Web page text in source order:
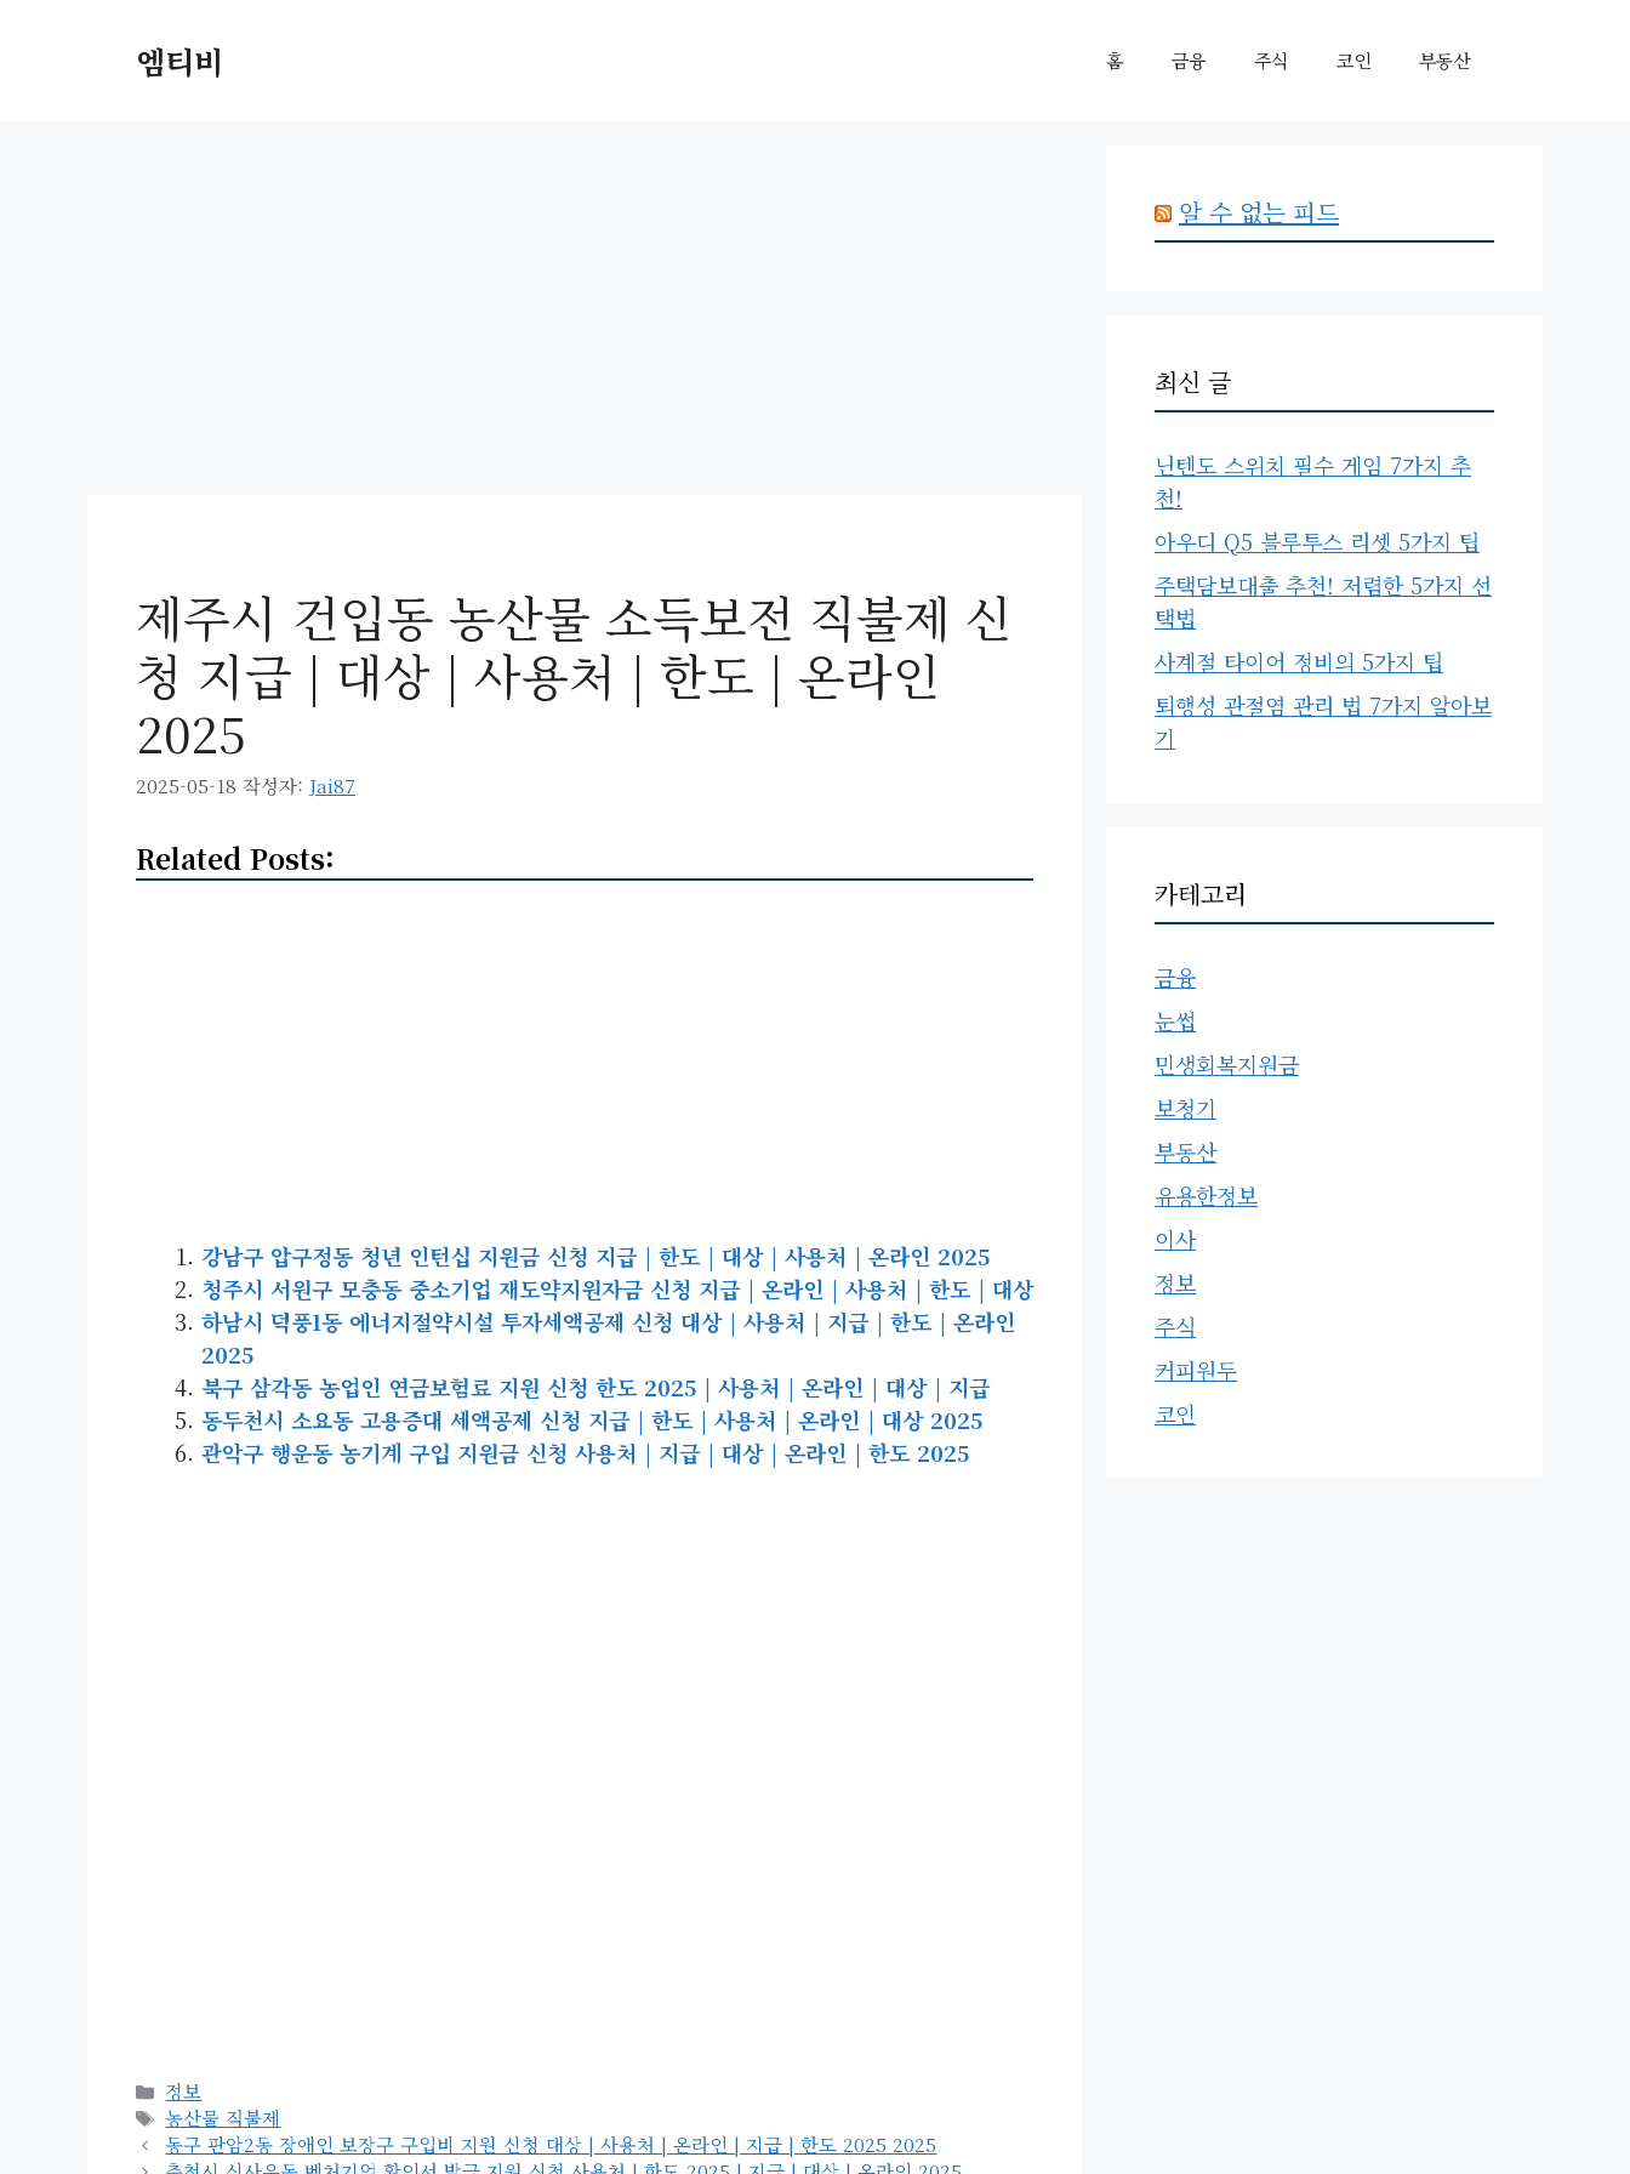
엠티비 홈 금융 주식 코인 부동산
제주시 건입동 농산물 소득보전 직불제 신
청 지급 | 대상 | 사용처 | 한도 | 온라인
2025
2025-05-18 작성자: Jai87
Related Posts:
강남구 압구정동 청년 인턴십 지원금 신청 지급 | 한도 | 대상 | 사용처 | 온라인 2025
청주시 서원구 모충동 중소기업 재도약지원자금 신청 지급 | 온라인 | 사용처 | 한도 | 대상
하남시 덕풍1동 에너지절약시설 투자세액공제 신청 대상 | 사용처 | 지급 | 한도 | 온라인
2025
북구 삼각동 농업인 연금보험료 지원 신청 한도 2025 | 사용처 | 온라인 | 대상 | 지급
동두천시 소요동 고용증대 세액공제 신청 지급 | 한도 | 사용처 | 온라인 | 대상 2025
관악구 행운동 농기계 구입 지원금 신청 사용처 | 지급 | 대상 | 온라인 | 한도 2025
카
테
고
정보
태
그
농산물 직불제
동구 판암2동 장애인 보장구 구입비 지원 신청 대상 | 사용처 | 온라인 | 지급 | 한도 2025 2025
알 수 없는 피드
최신 글
닌텐도 스위치 필수 게임 7가지 추
천!
아우디 Q5 블루투스 리셋 5가지 팁
주택담보대출 추천! 저렴한 5가지 선
택법
사계절 타이어 정비의 5가지 팁
퇴행성 관절염 관리 법 7가지 알아보
기
카테고리
금융
눈썹
민생회복지원금
보청기
부동산
유용한정보
이사
정보
주식
커피원두
코인